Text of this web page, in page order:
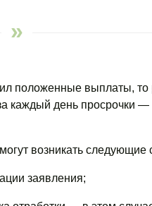
положенные выплаты, то
каждый день просрочки —
возникать
заявления;